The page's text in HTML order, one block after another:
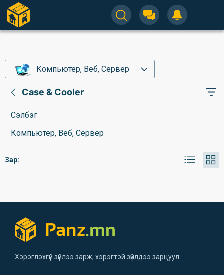
Компьютер, Веб, Сервер
Case & Cooler
Сэлбэг
Компьютер, Веб, Сервер
Зар:
Хэрэглэхгүй зүйлээ зарж, хэрэгтэй зүйлдээ зарцуул.